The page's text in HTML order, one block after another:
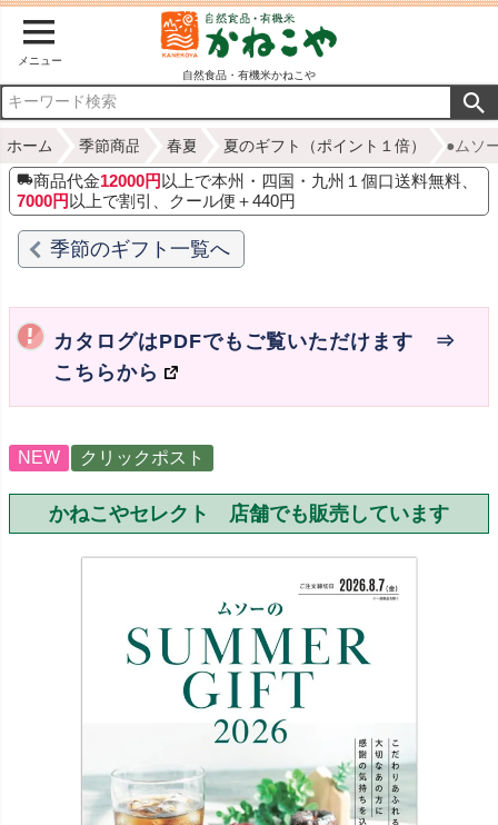
メニュー
自然食品・有機米かねこや
ホーム 季節商品 春夏 夏のギフト（ポイント１倍） ●ムソ
商品代金12000円 以上で本州・四国・九州１個口送料無料、
7000円 以上で割引、クール便＋440円
季節のギフト一覧へ
カタログはPDFでもご覧いただけます ⇒
こちらから
NEW クリックポスト
かねこやセレクト 店舗でも販売しています